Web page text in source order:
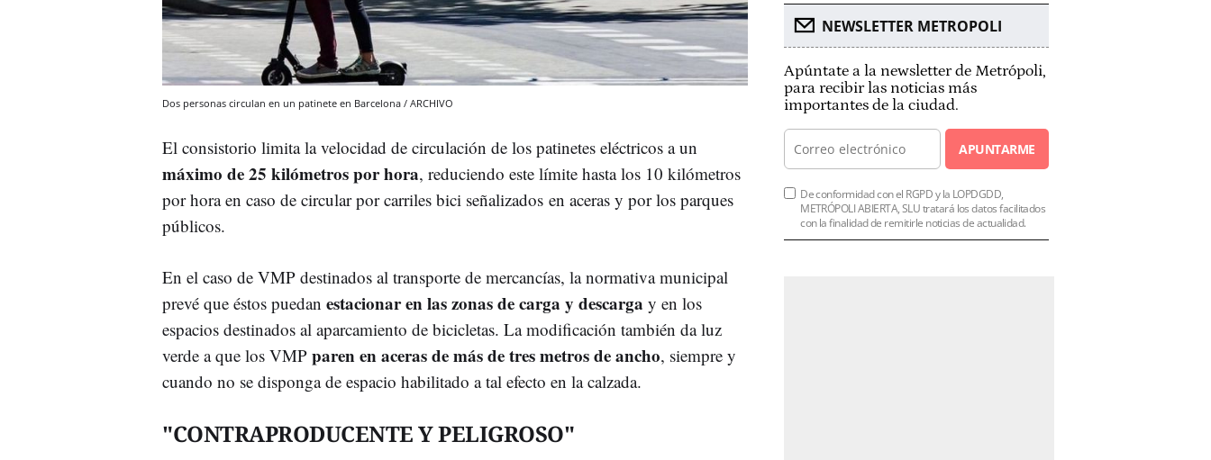
Dos personas circulan en un patinete en Barcelona / ARCHIVO
El consistorio limita la velocidad de circulación de los patinetes eléctricos a un
máximo de 25 kilómetros por hora, reduciendo este límite hasta los 10 kilómetros
por hora en caso de circular por carriles bici señalizados en aceras y por los parques
públicos.
En el caso de VMP destinados al transporte de mercancías, la normativa municipal
prevé que éstos puedan estacionar en las zonas de carga y descarga y en los
espacios destinados al aparcamiento de bicicletas. La modificación también da luz
verde a que los VMP paren en aceras de más de tres metros de ancho, siempre y
cuando no se disponga de espacio habilitado a tal efecto en la calzada.
"CONTRAPRODUCENTE Y PELIGROSO"
NEWSLETTER METROPOLI
Apúntate a la newsletter de Metrópoli,
para recibir las noticias más
importantes de la ciudad.
APUNTARME
De conformidad con el RGPD y la LOPDGDD,
METRÓPOLI ABIERTA, SLU tratará los datos facilitados
con la finalidad de remitirle noticias de actualidad.